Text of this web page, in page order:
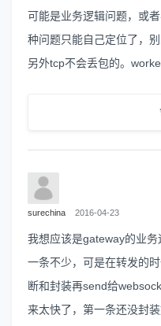
可能是业务逻辑问题，或
种问题只能自己定位了，
另外tcp不会丢包的。
surechina 2016-04-23
我想应该是gateway的业
一条不少，可是在转发的
断和封装再send给
来太快了，第一条还没封